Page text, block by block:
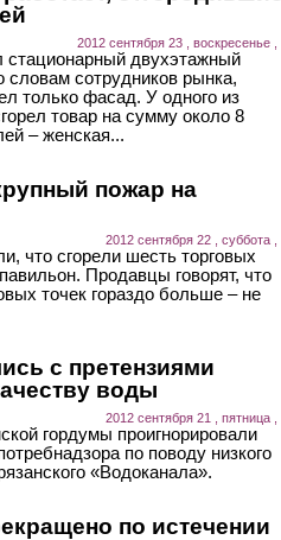
2012 сентября 23 , воскресенье ,
стационарный двухэтажный
словам сотрудников рынка,
только фасад. У одного из
товар на сумму около 8
– женская...
пожар на
2012 сентября 22 , суббота ,
что сгорели шесть торговых
Продавцы говорят, что
точек гораздо больше – не
с претензиями
воды
2012 сентября 21 , пятница ,
гордумы проигнорировали
по поводу низкого
«Водоканала».
по истечении